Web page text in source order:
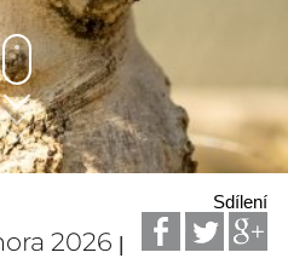
Sdílení
2026 |